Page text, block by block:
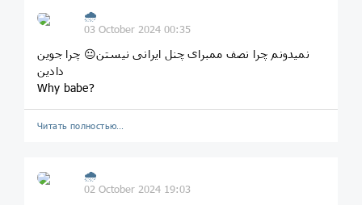
🌧
03 October 2024 00:35
نمیدونم چرا نصف ممبرای چنل ایرانی نیستن😐 چرا جوین
دادین
Why babe?
Читать полностью…
🌧
02 October 2024 19:03